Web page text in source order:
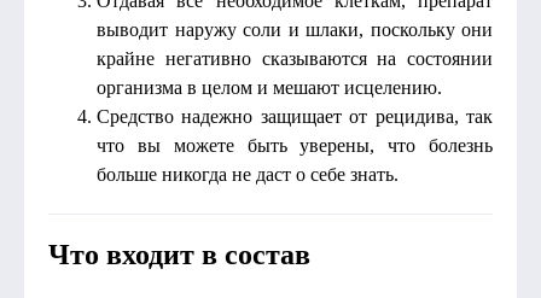
выводит наружу соли и шлаки, поскольку они
крайне негативно сказываются на состоянии
организма в целом и мешают исцелению.
Средство надежно защищает от рецидива, так
что вы можете быть уверены, что болезнь
больше никогда не даст о себе знать.
Что входит в состав